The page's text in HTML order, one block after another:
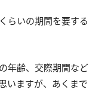
らいの期間を要する
年齢、交際期間など
いますが、あくまで